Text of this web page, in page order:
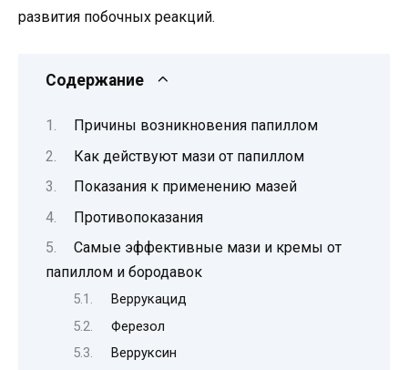
развития побочных реакций.
Содержание
Причины возникновения папиллом
Как действуют мази от папиллом
Показания к применению мазей
Противопоказания
Самые эффективные мази и кремы от
папиллом и бородавок
Веррукацид
Ферезол
Верруксин